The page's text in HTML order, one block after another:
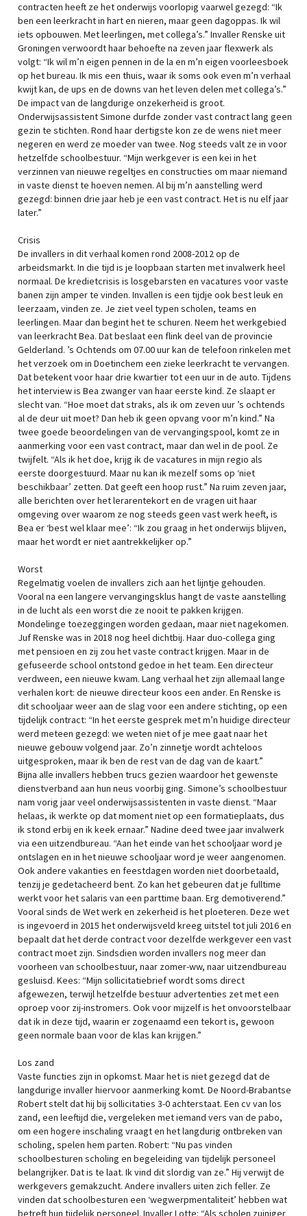
contracten heeft ze het onderwijs voorlopig vaarwel gezegd: “Ik
ben een leerkracht in hart en nieren, maar geen dagoppas. Ik wil
iets opbouwen. Met leerlingen, met collega’s.” Invaller Renske uit
Groningen verwoordt haar behoefte na zeven jaar flexwerk als
volgt: “Ik wil m’n eigen pennen in de la en m’n eigen voorleesboek
op het bureau. Ik mis een thuis, waar ik soms ook even m’n verhaal
kwijt kan, de ups en de downs van het leven delen met collega’s.”
De impact van de langdurige onzekerheid is groot.
Onderwijsassistent Simone durfde zonder vast contract lang geen
gezin te stichten. Rond haar dertigste kon ze de wens niet meer
negeren en werd ze moeder van twee. Nog steeds valt ze in voor
hetzelfde schoolbestuur. “Mijn werkgever is een kei in het
verzinnen van nieuwe regeltjes en constructies om maar niemand
in vaste dienst te hoeven nemen. Al bij m’n aanstelling werd
gezegd: binnen drie jaar heb je een vast contract. Het is nu elf jaar
later.”
Crisis
De invallers in dit verhaal komen rond 2008-2012 op de
arbeidsmarkt. In die tijd is je loopbaan starten met invalwerk heel
normaal. De kredietcrisis is losgebarsten en vacatures voor vaste
banen zijn amper te vinden. Invallen is een tijdje ook best leuk en
leerzaam, vinden ze. Je ziet veel typen scholen, teams en
leerlingen. Maar dan begint het te schuren. Neem het werkgebied
van leerkracht Bea. Dat beslaat een flink deel van de provincie
Gelderland. ’s Ochtends om 07.00 uur kan de telefoon rinkelen met
het verzoek om in Doetinchem een zieke leerkracht te vervangen.
Dat betekent voor haar drie kwartier tot een uur in de auto. Tijdens
het interview is Bea zwanger van haar eerste kind. Ze slaapt er
slecht van. “Hoe moet dat straks, als ik om zeven uur ’s ochtends
al de deur uit moet? Dan heb ik geen opvang voor m’n kind.” Na
twee goede beoordelingen van de vervangingspool, komt ze in
aanmerking voor een vast contract, maar dan wel in de pool. Ze
twijfelt. “Als ik het doe, krijg ik de vacatures in mijn regio als
eerste doorgestuurd. Maar nu kan ik mezelf soms op ‘niet
beschikbaar’ zetten. Dat geeft een hoop rust.” Na ruim zeven jaar,
alle berichten over het lerarentekort en de vragen uit haar
omgeving over waarom ze nog steeds geen vast werk heeft, is
Bea er ‘best wel klaar mee’: “Ik zou graag in het onderwijs blijven,
maar het wordt er niet aantrekkelijker op.”
Worst
Regelmatig voelen de invallers zich aan het lijntje gehouden.
Vooral na een langere vervangingsklus hangt de vaste aanstelling
in de lucht als een worst die ze nooit te pakken krijgen.
Mondelinge toezeggingen worden gedaan, maar niet nagekomen.
Juf Renske was in 2018 nog heel dichtbij. Haar duo-collega ging
met pensioen en zij zou het vaste contract krijgen. Maar in de
gefuseerde school ontstond gedoe in het team. Een directeur
verdween, een nieuwe kwam. Lang verhaal het zijn allemaal lange
verhalen kort: de nieuwe directeur koos een ander. En Renske is
dit schooljaar weer aan de slag voor een andere stichting, op een
tijdelijk contract: “In het eerste gesprek met m’n huidige directeur
werd meteen gezegd: we weten niet of je mee gaat naar het
nieuwe gebouw volgend jaar. Zo’n zinnetje wordt achteloos
uitgesproken, maar ik ben de rest van de dag van de kaart.”
Bijna alle invallers hebben trucs gezien waardoor het gewenste
dienstverband aan hun neus voorbij ging. Simone’s schoolbestuur
nam vorig jaar veel onderwijsassistenten in vaste dienst. “Maar
helaas, ik werkte op dat moment niet op een formatieplaats, dus
ik stond erbij en ik keek ernaar.” Nadine deed twee jaar invalwerk
via een uitzendbureau. “Aan het einde van het schooljaar word je
ontslagen en in het nieuwe schooljaar word je weer aangenomen.
Ook andere vakanties en feestdagen worden niet doorbetaald,
tenzij je gedetacheerd bent. Zo kan het gebeuren dat je fulltime
werkt voor het salaris van een parttime baan. Erg demotiverend.”
Vooral sinds de Wet werk en zekerheid is het ploeteren. Deze wet
is ingevoerd in 2015 het onderwijsveld kreeg uitstel tot juli 2016 en
bepaalt dat het derde contract voor dezelfde werkgever een vast
contract moet zijn. Sindsdien worden invallers nog meer dan
voorheen van schoolbestuur, naar zomer-ww, naar uitzendbureau
gesluisd. Kees: “Mijn sollicitatiebrief wordt soms direct
afgewezen, terwijl hetzelfde bestuur advertenties zet met een
oproep voor zij-instromers. Ook voor mijzelf is het onvoorstelbaar
dat ik in deze tijd, waarin er zogenaamd een tekort is, gewoon
geen normale baan voor de klas kan krijgen.”
Los zand
Vaste functies zijn in opkomst. Maar het is niet gezegd dat de
langdurige invaller hiervoor aanmerking komt. De Noord-Brabantse
Robert stelt dat hij bij sollicitaties 3-0 achterstaat. Een cv van los
zand, een leeftijd die, vergeleken met iemand vers van de pabo,
om een hogere inschaling vraagt en het langdurig ontbreken van
scholing, spelen hem parten. Robert: “Nu pas vinden
schoolbesturen scholing en begeleiding van tijdelijk personeel
belangrijker. Dat is te laat. Ik vind dit slordig van ze.” Hij verwijt de
werkgevers gemakzucht. Andere invallers uiten zich feller. Ze
vinden dat schoolbesturen een ‘wegwerpmentaliteit’ hebben wat
betreft hun tijdelijk personeel. Invaller Lotte: “Als scholen zuiniger